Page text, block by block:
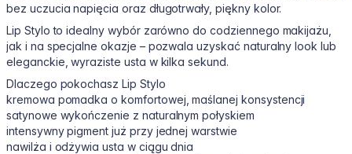
bez uczucia napięcia oraz długotrwały, piękny kolor.
Lip Stylo to idealny wybór zarówno do codziennego makijażu,
jak i na specjalne okazje – pozwala uzyskać naturalny look lub
eleganckie, wyraziste usta w kilka sekund.
Dlaczego pokochasz Lip Stylo
kremowa pomadka o komfortowej, maślanej konsystencji
satynowe wykończenie z naturalnym połyskiem
intensywny pigment już przy jednej warstwie
nawilża i odżywia usta w ciągu dnia